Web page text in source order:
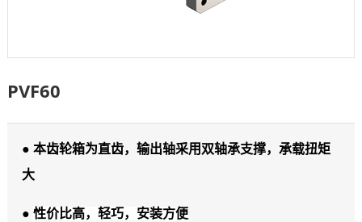
PVF60
● 本齿轮箱为直齿，输出轴采用双轴承支撑，承载扭矩
大
● 性价比高，轻巧，安装方便